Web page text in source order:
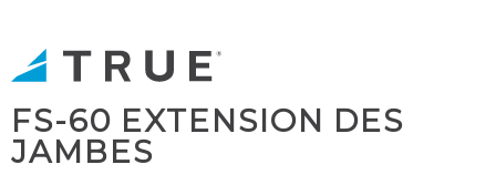
FS-60 EXTENSION DES
JAMBES